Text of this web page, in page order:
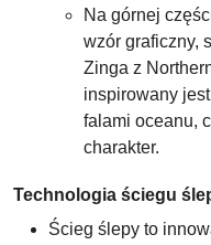
Na górnej
wzór graficzny,
Zinga z
inspirowany
falami oceanu,
charakter.
Technologia ściegu
Ścieg ślepy to